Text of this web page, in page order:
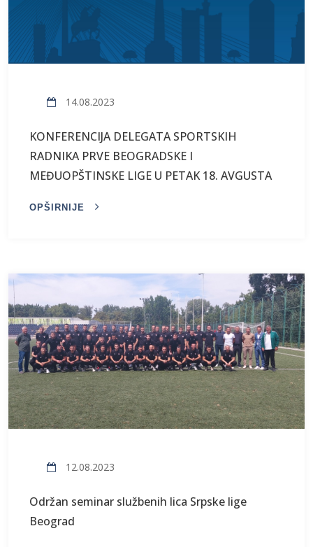
14.08.2023
KONFERENCIJA DELEGATA SPORTSKIH
RADNIKA PRVE BEOGRADSKE I
MEĐUOPŠTINSKE LIGE U PETAK 18. AVGUSTA
OPŠIRNIJE
12.08.2023
Održan seminar službenih lica Srpske lige
Beograd